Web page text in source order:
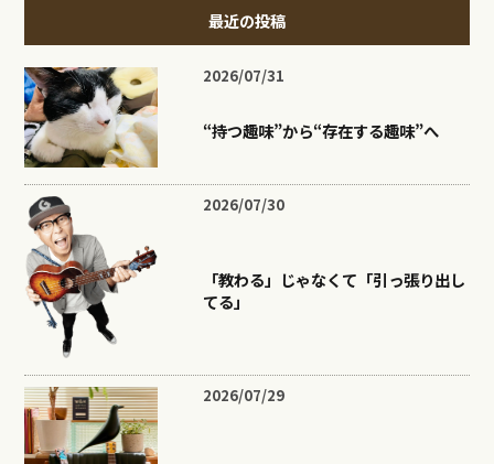
最近の投稿
2026/07/31
“持つ趣味”から“存在する趣味”へ
2026/07/30
「教わる」じゃなくて「引っ張り出し
てる」
2026/07/29